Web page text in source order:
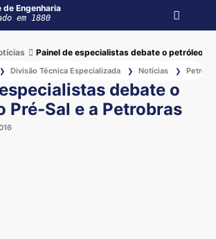
de Engenharia
em 1880
Painel de especialistas debate o petróleo, o
❯ Divisão Técnica Especializada ❯ Notícias ❯
debate o
Pré-Sal e a Petrobras